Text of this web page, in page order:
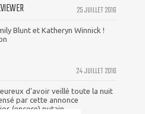
25 JUILLET 2016
Blunt et Katheryn Winnick !
24 JUILLET 2016
d'avoir veillé toute la nuit
par cette annonce
(encore) putain